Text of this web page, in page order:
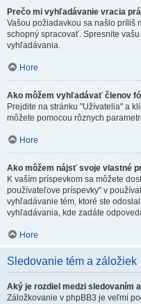
Prečo mi vyhľadávanie vracia
Vašou požiadavkou sa našlo príliš
schopný spracovať. Spresnite
vyhľadávania.
Hore
Ako môžem vyhľadávať členov
Prejdite na stránku "Užívatelia" a
môžete pomocou rôznych
Hore
Ako môžem nájsť svoje vlastné
K vaším príspevkom sa môžete
používateľove príspevky" v
vyhľadávanie tém, ktoré ste
vyhľadávania, kde zadáte
Hore
Sledovanie tém a záložiek
Aký je rozdiel medzi sledovaním
Záložkovanie v phpBB3 je veľmi